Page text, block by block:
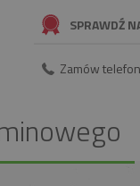
SPRAWDŹ
Zamów